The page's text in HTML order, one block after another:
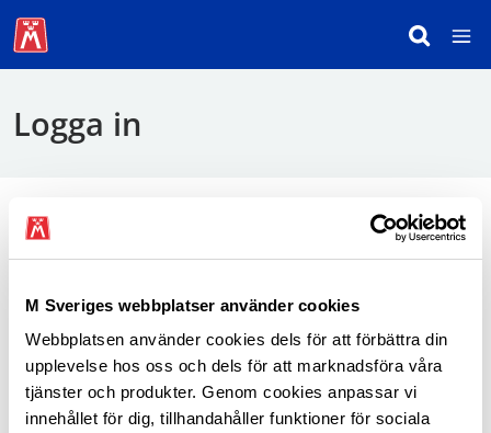
M Sveriges webbplatser använder cookies
Webbplatsen använder cookies dels för att förbättra din
upplevelse hos oss och dels för att marknadsföra våra
tjänster och produkter. Genom cookies anpassar vi
innehållet för dig, tillhandahåller funktioner för sociala
Logga in
För att logga in behöver du använda mobilt
BankID.
Logga in som medlem